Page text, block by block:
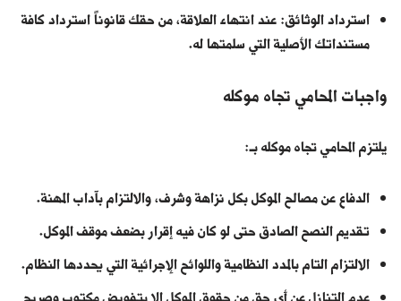
استرداد الوثائق: عند انتهاء العلاقة، من حقك قانوناً استرداد كافة
مستنداتك الأصلية التي سلمتها له.
واجبات المحامي تجاه موكله
يلتزم المحامي تجاه موكله بـ:
الدفاع عن مصالح الموكل بكل نزاهة وشرف، والالتزام بآداب المهنة.
تقديم النصح الصادق حتى لو كان فيه إقرار بضعف موقف الموكل.
الالتزام التام بالمدد النظامية واللوائح الإجرائية التي يحددها النظام.